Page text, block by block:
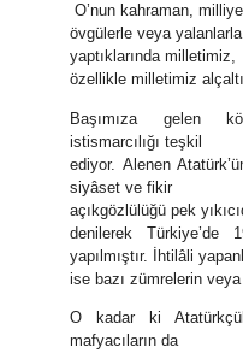
O’nun kahraman,
övgülerle veya
yaptıklarında milletimiz,
özellikle milletimiz
Başımıza gelen
istismarcılığı teşkil
ediyor. Alenen
siyâset ve fikir
açıkgözlülüğü pek
denilerek Türkiye’de
yapılmıştır. İhtilâli
ise bazı zümrelerin veya
O kadar ki
mafyacıların da